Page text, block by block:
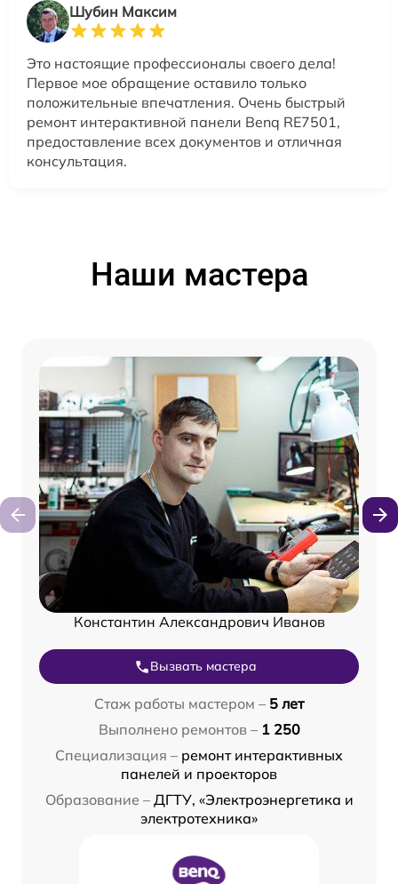
Шубин Максим
Это настоящие профессионалы своего дела!
Первое мое обращение оставило только
положительные впечатления. Очень быстрый
ремонт интерактивной панели Benq RE7501,
предоставление всех документов и отличная
консультация.
Наши мастера
Константин Александрович Иванов
Вызвать мастера
Стаж работы мастером – 5 лет
Выполнено ремонтов – 1 250
Специализация – ремонт интерактивных
панелей и проекторов
Образование – ДГТУ, «Электроэнергетика и
электротехника»